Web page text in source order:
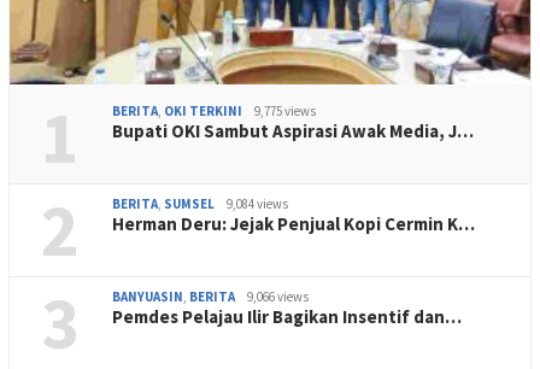
1 BERITA, OKI TERKINI 9,775 views
Bupati OKI Sambut Aspirasi Awak Media, J…
2 BERITA, SUMSEL 9,084 views
Herman Deru: Jejak Penjual Kopi Cermin K…
3 BANYUASIN, BERITA 9,066 views
Pemdes Pelajau Ilir Bagikan Insentif dan…